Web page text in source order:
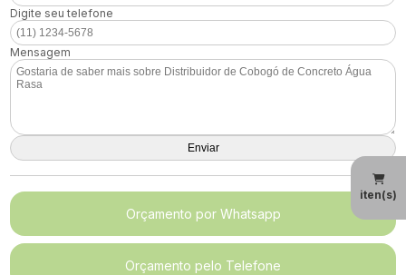
iten(s)
Digite seu telefone
Mensagem
Orçamento por Whatsapp
Orçamento pelo Telefone